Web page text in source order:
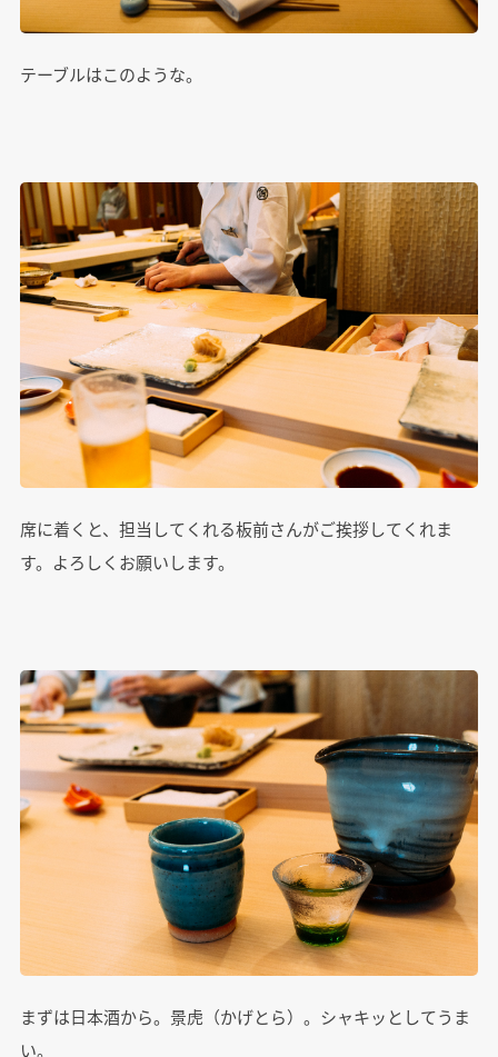
テーブルはこのような。
席に着くと、担当してくれる板前さんがご挨拶してくれま
す。よろしくお願いします。
まずは日本酒から。景虎（かげとら）。シャキッとしてうま
い。